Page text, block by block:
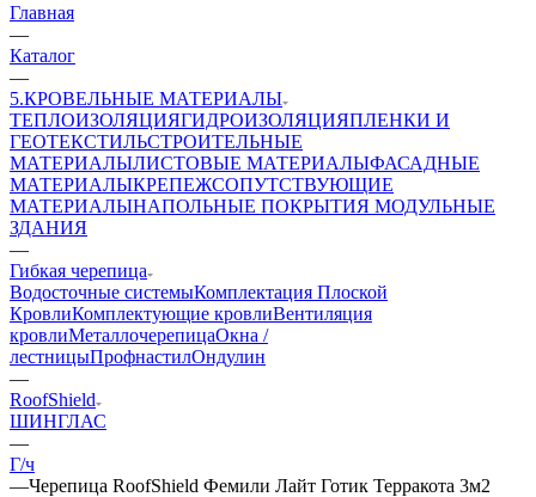
Главная
—
Каталог
—
5.КРОВЕЛЬНЫЕ МАТЕРИАЛЫ
ТЕПЛОИЗОЛЯЦИЯГИДРОИЗОЛЯЦИЯПЛЕНКИ И
ГЕОТЕКСТИЛЬСТРОИТЕЛЬНЫЕ
МАТЕРИАЛЫЛИСТОВЫЕ МАТЕРИАЛЫФАСАДНЫЕ
МАТЕРИАЛЫКРЕПЕЖСОПУТСТВУЮЩИЕ
МАТЕРИАЛЫНАПОЛЬНЫЕ ПОКРЫТИЯ МОДУЛЬНЫЕ
ЗДАНИЯ
—
Гибкая черепица
Водосточные системыКомплектация Плоской
КровлиКомплектующие кровлиВентиляция
кровлиМеталлочерепицаОкна /
лестницыПрофнастилОндулин
—
RoofShield
ШИНГЛАС
—
Г/ч
—Черепица RoofShield Фемили Лайт Готик Терракота 3м2